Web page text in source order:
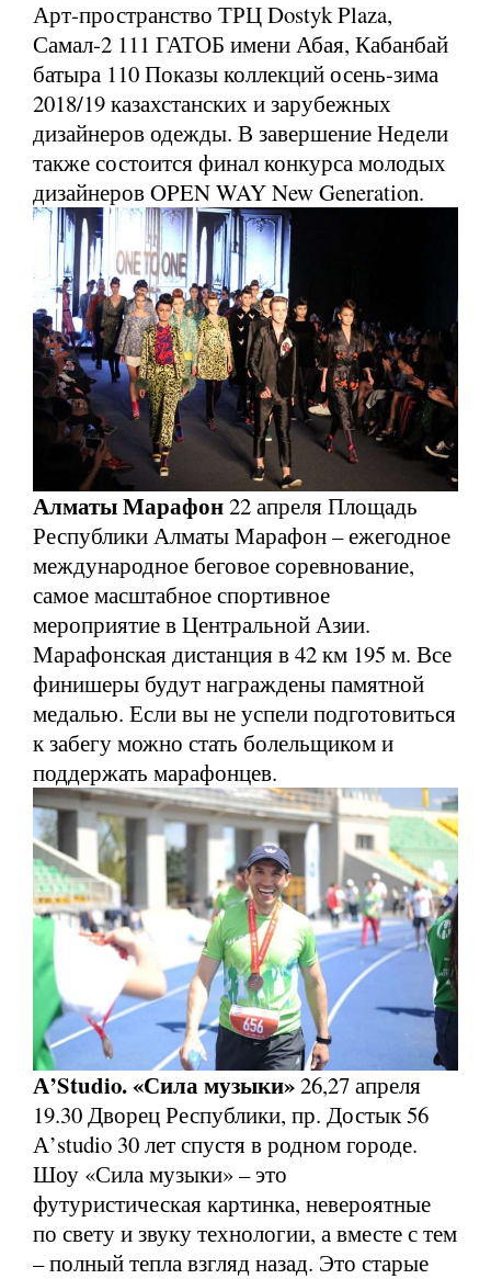
Арт-пространство ТРЦ Dostyk Plaza,
Самал-2 111 ГАТОБ имени Абая, Кабанбай
батыра 110 Показы коллекций осень-зима
2018/19 казахстанских и зарубежных
дизайнеров одежды. В завершение Недели
также состоится финал конкурса молодых
дизайнеров OPEN WAY New Generation.
Алматы Марафон22 апреля Площадь
Республики Алматы Марафон – ежегодное
международное беговое соревнование,
самое масштабное спортивное
мероприятие в Центральной Азии.
Марафонская дистанция в 42 км 195 м. Все
финишеры будут награждены памятной
медалью. Если вы не успели подготовиться
к забегу можно стать болельщиком и
поддержать марафонцев.
А’Studio. «Сила музыки»26,27 апреля
19.30 Дворец Республики, пр. Достык 56
А’studio 30 лет спустя в родном городе.
Шоу «Сила музыки» – это
футуристическая картинка, невероятные
по свету и звуку технологии, а вместе с тем
– полный тепла взгляд назад. Это старые